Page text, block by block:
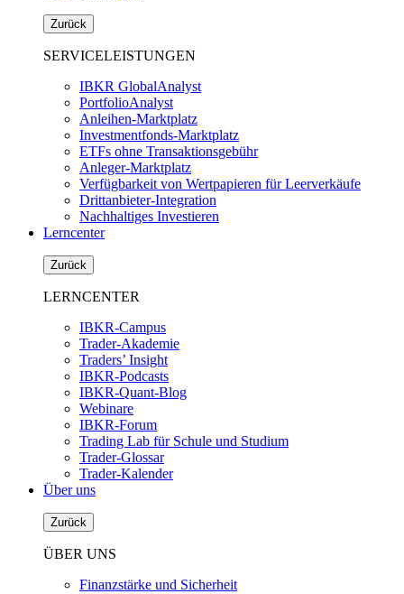
Zurück
SERVICELEISTUNGEN
IBKR GlobalAnalyst
PortfolioAnalyst
Anleihen-Marktplatz
Investmentfonds-Marktplatz
ETFs ohne Transaktionsgebühr
Anleger-Marktplatz
Verfügbarkeit von Wertpapieren für Leerverkäufe
Drittanbieter-Integration
Nachhaltiges Investieren
Lerncenter
Zurück
LERNCENTER
IBKR-Campus
Trader-Akademie
Traders’ Insight
IBKR-Podcasts
IBKR-Quant-Blog
Webinare
IBKR-Forum
Trading Lab für Schule und Studium
Trader-Glossar
Trader-Kalender
Über uns
Zurück
ÜBER UNS
Finanzstärke und Sicherheit